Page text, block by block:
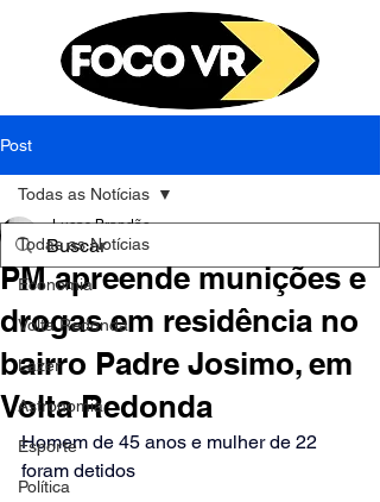
Post
Todas as Notícias
Economia
Volta Redonda
Lazer
Astronomia
Esporte
Política
Todas as Notícias
PM apreende munições e
drogas em residência no
bairro Padre Josimo, em
Volta Redonda
Lucas Brandão
18 de nov. de 2025
Homem de 45 anos e mulher de 22
foram detidos